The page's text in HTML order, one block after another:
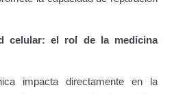
celular: el rol de la medicina
impacta directamente en la